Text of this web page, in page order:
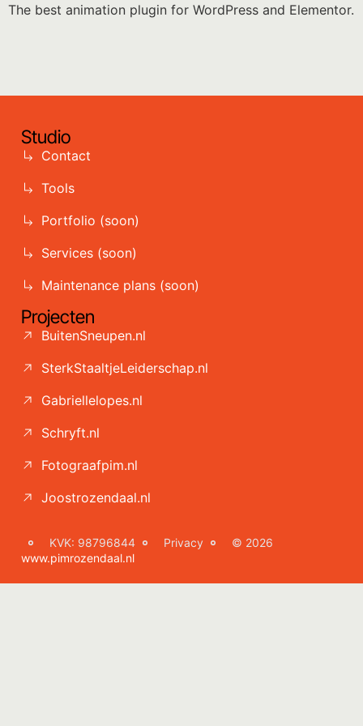
The best animation plugin for WordPress and Elementor.
Studio
Contact
Tools
Portfolio (soon)
Services (soon)
Maintenance plans (soon)
Projecten
BuitenSneupen.nl
SterkStaaltjeLeiderschap.nl
Gabriellelopes.nl
Schryft.nl
Fotograafpim.nl
Joostrozendaal.nl
KVK: 98796844 Privacy
© 2026
www.pimrozendaal.nl